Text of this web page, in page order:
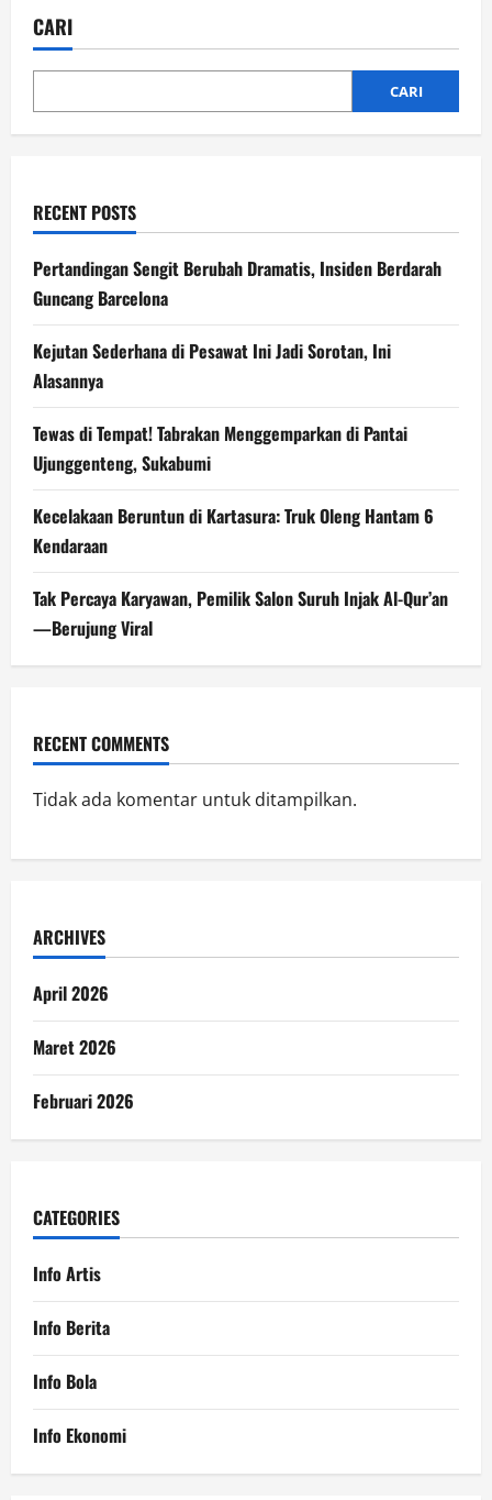
Korban
Tercebur
Laut
CARI
CARI
RECENT POSTS
Pertandingan Sengit Berubah Dramatis, Insiden Berdarah
Guncang Barcelona
Kejutan Sederhana di Pesawat Ini Jadi Sorotan, Ini
Alasannya
Tewas di Tempat! Tabrakan Menggemparkan di Pantai
Ujunggenteng, Sukabumi
Kecelakaan Beruntun di Kartasura: Truk Oleng Hantam 6
Kendaraan
Tak Percaya Karyawan, Pemilik Salon Suruh Injak Al-Qur’an
—Berujung Viral
RECENT COMMENTS
Tidak ada komentar untuk ditampilkan.
ARCHIVES
April 2026
Maret 2026
Februari 2026
CATEGORIES
Info Artis
Info Berita
Info Bola
Info Ekonomi